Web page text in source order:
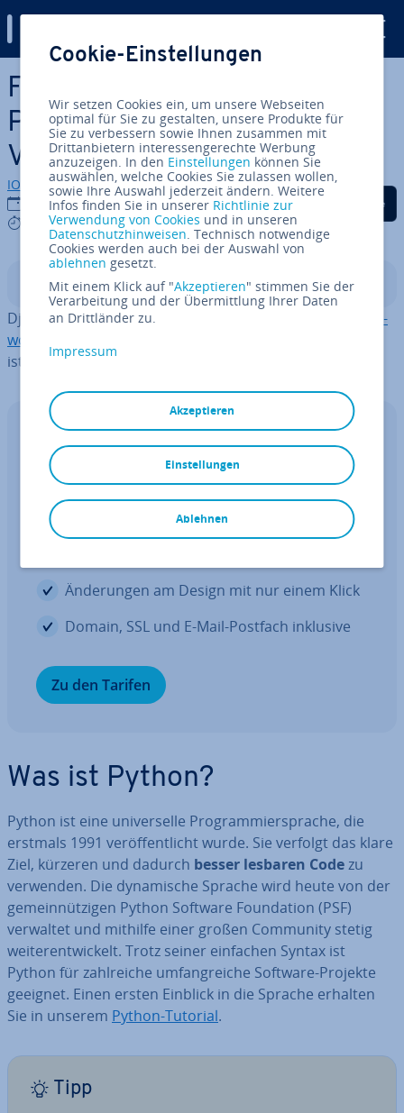
Zum Haupt­in­halt springen
Flask vs. Django: Die beiden
Python-Frame­works im
Vergleich
IONOS Redaktion
20.09.2022
9 mins
Auf Facebook teilen
Auf Twitter teilen
Auf LinkedIn
In­halts­ver­zeich­nis
Django undFlaskzählen zu den be­lieb­tes­ten
Web­frame­
works
ist, stellt Django viele Funk­tio­nen zur Verfügung.
Now
Erstellen Sie Ihre eigene Website in
wenigen Minuten
Än­de­run­gen am Design mit nur einem Klick
Domain, SSL und E-Mail-Postfach inklusive
Zu den Tarifen
Was ist Python?
Python ist eine uni­ver­sel­le Pro­gram­mier­spra­che, die
erstmals 1991 ver­öf­fent­licht wurde. Sie verfolgt das klare
Ziel, kürzeren und dadurch besser lesbaren Codezu
verwenden. Die dy­na­mi­sche Sprache wird heute von der
ge­mein­nüt­zi­gen Python Software Foun­da­ti­on (PSF)
verwaltet und mithilfe einer großen Community stetig
wei­ter­ent­wi­ckelt. Trotz seiner einfachen Syntax ist
Python für zahl­rei­che um­fang­rei­che Software-Projekte
geeignet. Einen ersten Einblick in die Sprache erhalten
Sie in unserem Python-Tutorial.
Tipp
Cookie-Einstellungen
Wir setzen Cookies ein, um unsere Webseiten
optimal für Sie zu gestalten, unsere Produkte für
Sie zu verbessern sowie Ihnen zusammen mit
Drittanbietern interessengerechte Werbung
anzuzeigen. In den Einstellungen können Sie
auswählen, welche Cookies Sie zulassen wollen,
sowie Ihre Auswahl jederzeit ändern. Weitere
Infos finden Sie in unserer Richtlinie zur
Verwendung von Cookies und in unseren
Datenschutzhinweisen. Technisch notwendige
Cookies werden auch bei der Auswahl von
ablehnen gesetzt.
Mit einem Klick auf "Akzeptieren" stimmen Sie der
Verarbeitung und der Übermittlung Ihrer Daten
an Drittländer zu.
Impressum
Akzeptieren
Ablehnen
Einstellungen